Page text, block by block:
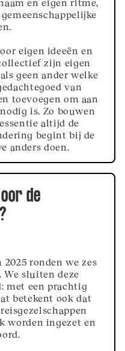
eigen ideeën en
zijn eigen
geen ander welke
van
toevoegen om aan
is. Zo bouwen
altijd de
begint bij de
anders doen.
de
ronden we zes
We sluiten deze
met een prachtig
betekent ook dat
worden ingezet en